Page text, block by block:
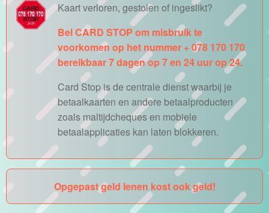
Kaart verloren, gestolen of ingeslikt?
Bel CARD STOP om misbruik te
voorkomen op het nummer + 078 170 170
bereikbaar 7 dagen op 7 en 24 uur op 24.
Card Stop is de centrale dienst waarbij je
betaalkaarten en andere betaalproducten
zoals maltijdcheques en mobiele
betaalapplicaties kan laten blokkeren.
Opgepast geld lenen kost ook geld!